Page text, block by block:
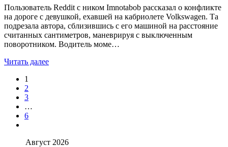
Пользователь Reddit с ником Imnotabob рассказал о конфликте
на дороге с девушкой, ехавшей на кабриолете Volkswagen. Та
подрезала автора, сблизившись с его машиной на расстояние
считанных сантиметров, маневрируя с выключенным
поворотником. Водитель моме…
Читать далее
1
2
3
…
6
Август 2026